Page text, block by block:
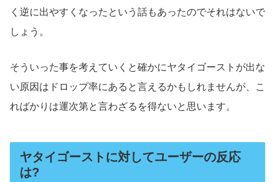
く逆に出やすくなったという話もあったのでそれはないで
しょう。
そういった事を考えていくと確かにヤタイゴーストが出な
い原因はドロップ率にあると言えるかもしれませんが、こ
ればかりは運次第と言わざるを得ないと思います。
ヤタイゴーストに対してユーザーの反応
は?